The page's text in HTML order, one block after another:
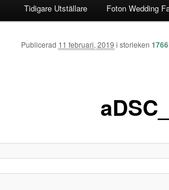
till
huvudinnehåll
Tidigare Utställare Foton Wedding
Publicerad 11 februari, 2019 i storleken